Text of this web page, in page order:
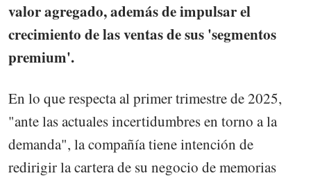
valor agregado, además de impulsar el
crecimiento de las ventas de sus 'segmentos
premium'.
En lo que respecta al primer trimestre de 2025,
"ante las actuales incertidumbres en torno a la
demanda", la compañía tiene intención de
redirigir la cartera de su negocio de memorias